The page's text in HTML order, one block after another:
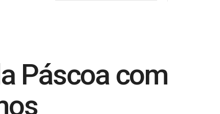
Páscoa com